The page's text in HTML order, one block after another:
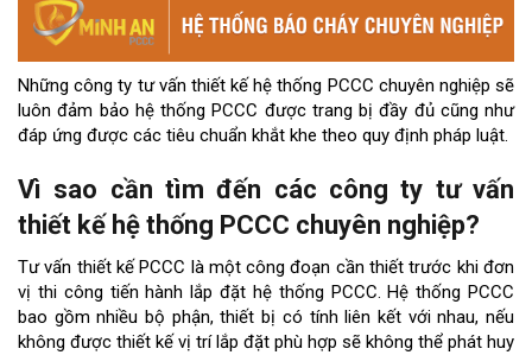
Những công ty tư vấn thiết kế hệ thống PCCC chuyên nghiệp sẽ
luôn đảm bảo hệ thống PCCC được trang bị đầy đủ cũng như
đáp ứng được các tiêu chuẩn khắt khe theo quy định pháp luật.
Vì sao cần tìm đến các công ty tư vấn
thiết kế hệ thống PCCC chuyên nghiệp?
Tư vấn thiết kế PCCC là một công đoạn cần thiết trước khi đơn
vị thi công tiến hành lắp đặt hệ thống PCCC. Hệ thống PCCC
bao gồm nhiều bộ phận, thiết bị có tính liên kết với nhau, nếu
không được thiết kế vị trí lắp đặt phù hợp sẽ không thể phát huy